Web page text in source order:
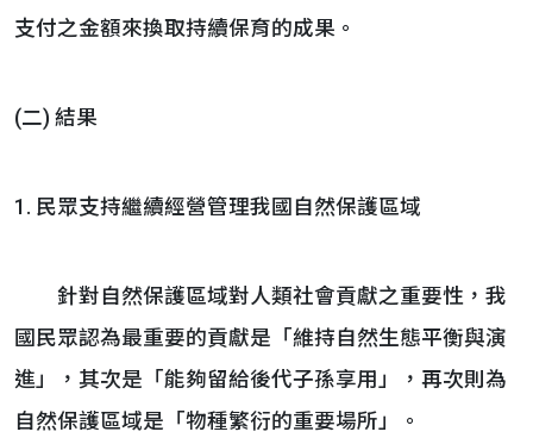
支付之金額來換取持續保育的成果。
(二) 結果
1. 民眾支持繼續經營管理我國自然保護區域
針對自然保護區域對人類社會貢獻之重要性，我
國民眾認為最重要的貢獻是「維持自然生態平衡與演
進」，其次是「能夠留給後代子孫享用」，再次則為
自然保護區域是「物種繁衍的重要場所」。